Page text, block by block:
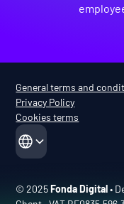
© 2025Fonda Digital•
General terms and
Privacy Policy
Cookies terms